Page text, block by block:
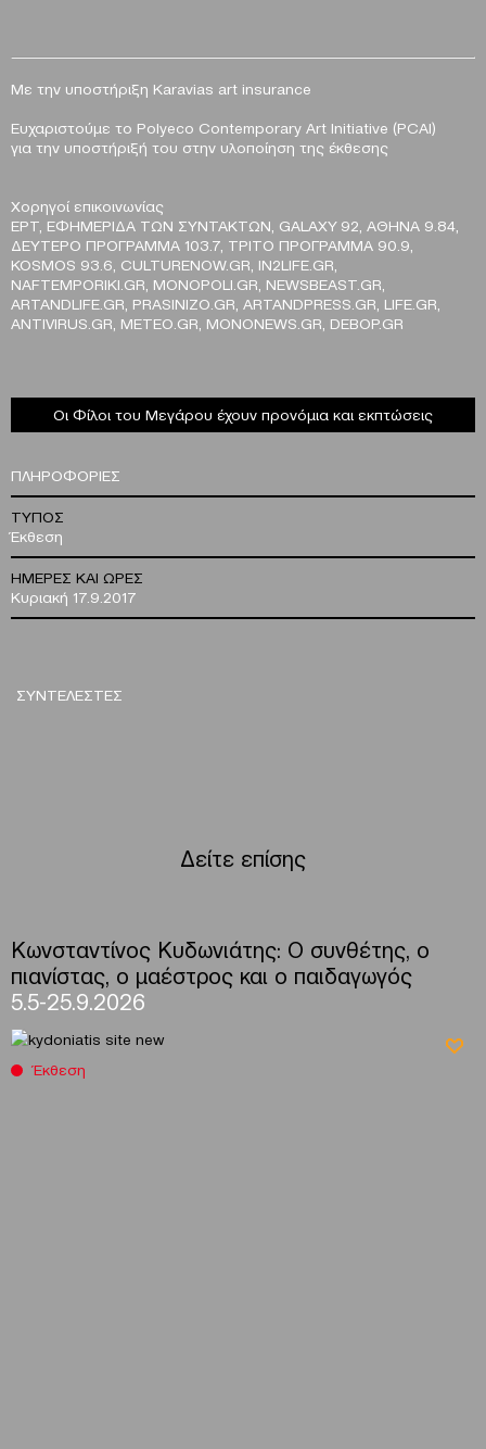
Με την υποστήριξη Karavias art insurance
Ευχαριστούμε το Polyeco Contemporary Art Initiative (PCAI)
για την υποστήριξή του στην υλοποίηση της έκθεσης
Χορηγοί επικοινωνίας
EΡΤ, ΕΦΗΜΕΡΙΔΑ ΤΩΝ ΣΥΝΤΑΚΤΩΝ, GALAXY 92, ΑΘΗΝΑ 9.84,
ΔΕΥΤΕΡΟ ΠΡΟΓΡΑΜΜΑ 103.7, ΤΡΙΤΟ ΠΡΟΓΡΑΜΜΑ 90.9,
KOSMOS 93.6, CULTURENOW.GR, IN2LIFE.GR,
NAFTEMPORIKI.GR, MONOPOLI.GR, NEWSBEAST.GR,
ARTANDLIFE.GR, PRASINIZO.GR, ARTANDPRESS.GR, LIFE.GR,
ANTIVIRUS.GR, METEO.GR, MONONEWS.GR, DEBOP.GR
Οι Φίλοι του Μεγάρου έχουν προνόμια και εκπτώσεις
ΠΛΗΡΟΦΟΡΙΕΣ
ΤΥΠΟΣ
Έκθεση
ΗΜΕΡΕΣ ΚΑΙ ΩΡΕΣ
Κυριακή 17.9.2017
ΣΥΝΤΕΛΕΣΤΕΣ
Δείτε επίσης
Κωνσταντίνος Κυδωνιάτης: Ο συνθέτης, ο
πιανίστας, ο μαέστρος και ο παιδαγωγός
5.5-25.9.2026
Έκθεση